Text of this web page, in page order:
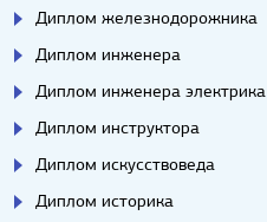
Диплом железнодорожника
Диплом инженера
Диплом инженера электрика
Диплом инструктора
Диплом искусствоведа
Диплом историка